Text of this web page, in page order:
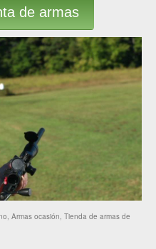
de armas
Armas ocasión Tienda de armas de